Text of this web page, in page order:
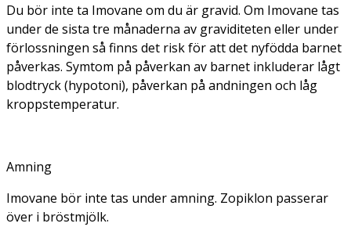
Du bör inte ta Imovane om du är gravid. Om Imovane tas
under de sista tre månaderna av graviditeten eller under
förlossningen så finns det risk för att det nyfödda barnet
påverkas. Symtom på påverkan av barnet inkluderar lågt
blodtryck (hypotoni), påverkan på andningen och låg
kroppstemperatur.
Amning
Imovane bör inte tas under amning. Zopiklon passerar
över i bröstmjölk.